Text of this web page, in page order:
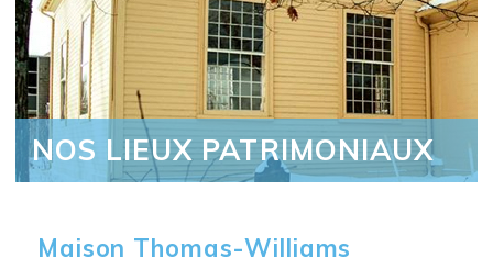
NOS LIEUX PATRIMONIAUX
Maison Thomas-Williams